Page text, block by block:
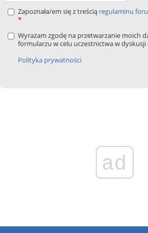
Zapoznała/em się z treścią regulaminu
*
Wyrażam zgodę na przetwarzanie moich
formularzu w celu uczestnictwa w
Polityka prywatności
ad